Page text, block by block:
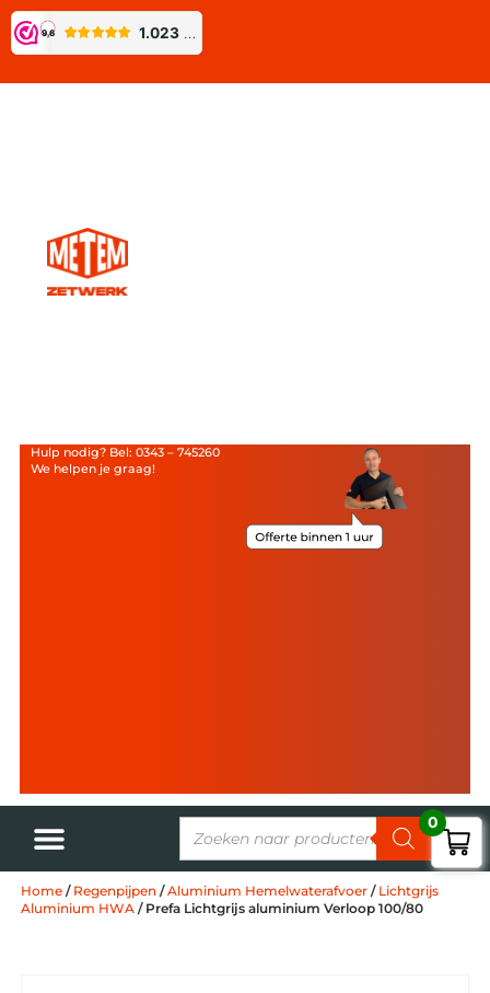
Hulp nodig? Bel: 0343 – 745260
We helpen je graag!
Home/ Regenpijpen/Aluminium Hemelwaterafvoer/ Lichtgrijs
Aluminium HWA/ Prefa Lichtgrijs aluminium Verloop 100/80
0